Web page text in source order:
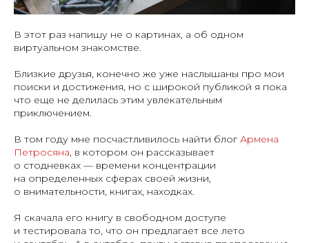
В этот раз напишу не о картинах, а об одном
виртуальном знакомстве.
Близкие друзья, конечно же уже наслышаны про мои
поиски и достижения, но с широкой публикой я пока
что еще не делилась этим увлекательным
приключением.
В том году мне посчастливилось найти блогАрмена
Петросяна, в котором он рассказывает
о стодневках — времени концентрации
на определенных сферах своей жизни,
о внимательности, книгах, находках.
Я скачала его книгу в свободном доступе
и тестировала то, что он предлагает все лето